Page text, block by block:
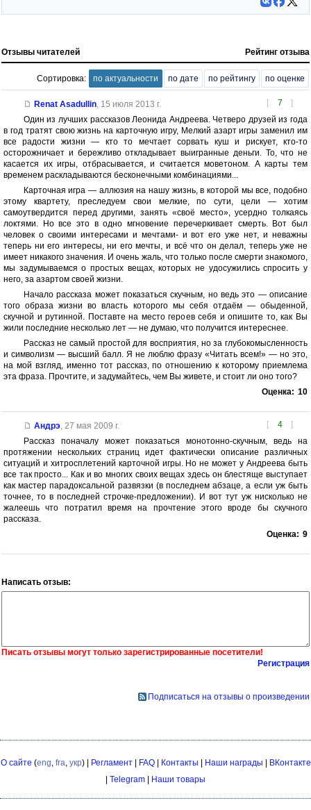
Отзывы читателей Рейтинг отзыва
Сортировка: по актуальности по дате по рейтингу по оценке
[ 7 ]
Renat Asadullin, 15 июля 2013 г.
Один из лучших рассказов Леонида Андреева. Четверо друзей из года
в год тратят свою жизнь на карточную игру, Мелкий азарт игры заменил им
все радости жизни — кто то мечтает сорвать куш и рискует, кто-то
осторожничает и бережливо откладывает выигранные деньги. То, что не
касается их игры, отбрасывается, и считается моветоном. А карты тем
временем раскладываются бесконечными комбинациями...
Карточная игра — аллюзия на нашу жизнь, в которой мы все, подобно
этому квартету, преследуем свои мелкие, по сути, цели — хотим
самоутвердится перед другими, занять «своё место», усердно толкаясь
локтями. Но все это в одно мгновение перечеркивает смерть. Вот был
человек о своими интересами и мечтами- и вот его уже нет, и неважны
теперь ни его интересы, ни его мечты, и всё что он делал, теперь уже не
имеет никакого значения. И очень жаль, что только после смерти знакомого,
мы задумываемся о простых вещах, которых не удосужились спросить у
него, за азартом своей жизни.
Начало рассказа может показаться скучным, но ведь это — описание
того образа жизни во власть которого мы себя отдаём — обыденной,
скучной и рутинной. Поставте на место героев себя и опишите то, как Вы
жили последние несколько лет — не думаю, что получится интереснее.
Рассказ не самый простой для восприятия, но за глубокомысленность
и символизм — высший балл. Я не люблю фразу «Читать всем!» — но это,
на мой взгляд, именно тот рассказ, по отношению к которому приемлема
эта фраза. Прочтите, и задумайтесь, чем Вы живете, и стоит ли оно того?
Оценка: 10
[ 4 ]
Андрэ, 27 мая 2009 г.
Рассказ поначалу может показаться монотонно-скучным, ведь на
протяжении нескольких страниц идет фактически описание различных
ситуаций и хитросплетений карточной игры. Но не может у Андреева быть
все так просто... Как и во многих своих вещах здесь он блестяще выступает
как мастер парадоксальной развязки (в последнем абзаце, а если уж быть
точнее, то в последней строчке-предложении). И вот тут уж нисколько не
жалеешь что потратил время на прочтение этого вроде бы скучного
рассказа.
Оценка: 9
Написать отзыв:
Писать отзывы могут только зарегистрированные посетители!
Регистрация
Подписаться на отзывы о произведении
О сайте (eng, fra, укр) | Регламент| FAQ| Контакты Наши награды
ВКонтакте
Telegram Наши товары